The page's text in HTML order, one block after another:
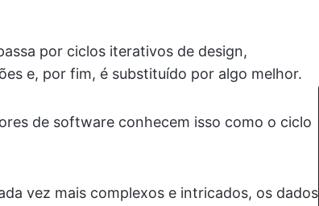
por ciclos iterativos de design,
e, por fim, é substituído por algo melhor.
de software conhecem isso como o ciclo
vez mais complexos e intricados, os dados